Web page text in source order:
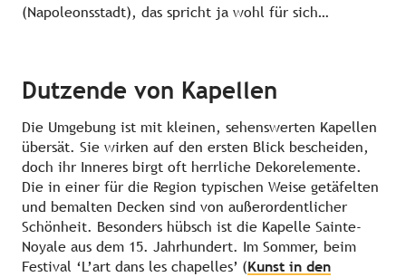
(Napoleonsstadt), das spricht ja wohl für sich…
Dutzende von Kapellen
Die Umgebung ist mit kleinen, sehenswerten Kapellen
übersät. Sie wirken auf den ersten Blick bescheiden,
doch ihr Inneres birgt oft herrliche Dekorelemente.
Die in einer für die Region typischen Weise getäfelten
und bemalten Decken sind von außerordentlicher
Schönheit. Besonders hübsch ist die Kapelle Sainte-
Noyale aus dem 15. Jahrhundert. Im Sommer, beim
Festival ‘L’art dans les chapelles’ (Kunst in den